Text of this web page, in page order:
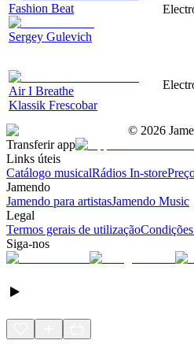
Fashion Beat
Sergey Gulevich
Air I Breathe
Klassik Frescobar
© 2026
Transferir app
Links úteis
Catálogo musicalRádios In-store
Jamendo
Jamendo para artistasJamendo Music
Legal
Termos gerais de utilização
Siga-nos